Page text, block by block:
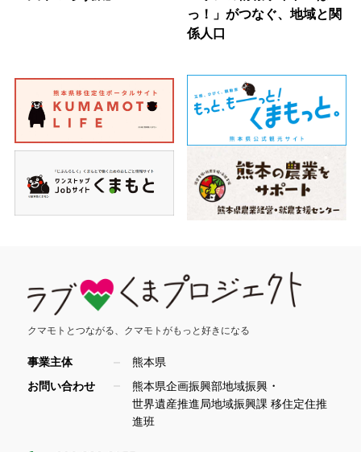
っ！」がつなぐ、地域と関
係人口
クマモトとつながる、 クマモトがもっと好きになる
事業主体
熊本県
お問い合わせ
熊本県企画振興部地域振興 ・
世界遺産推進局地域振興課 移住定住推
進班